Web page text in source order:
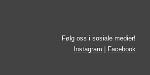
Følg oss i sosiale medier!
Instagram
Facebook